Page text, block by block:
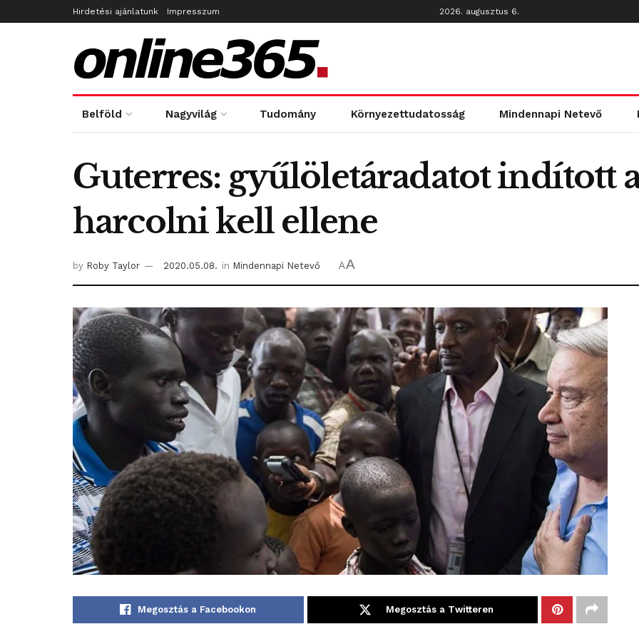
Hirdetési ajánlatunk Impresszum 2026. augusztus 6.
Belföld Nagyvilág Tudomány Környezettudatosság Mindennapi Netevő
Guterres: gyűlöletáradatot indított
harcolni kell ellene
by Roby Taylor 2020.05.08. in Mindennapi Netevő AA
Megosztás a Facebookon Megosztás a Twitteren